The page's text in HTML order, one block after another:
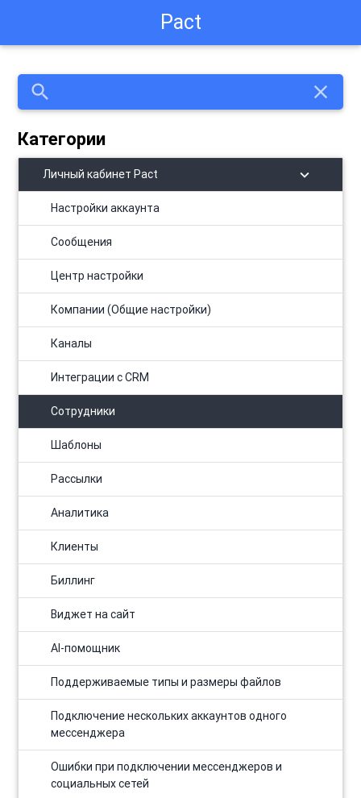
Pact
search close
Категории
Личный кабинет Pact chevron_right
Настройки аккаунта
Сообщения
Центр настройки
Компании (Общие настройки)
Каналы
Интеграции с CRM
Сотрудники
Шаблоны
Рассылки
Аналитика
Клиенты
Биллинг
Виджет на сайт
AI-помощник
Поддерживаемые типы и размеры файлов
Подключение нескольких аккаунтов одного
мессенджера
Ошибки при подключении мессенджеров и
социальных сетей